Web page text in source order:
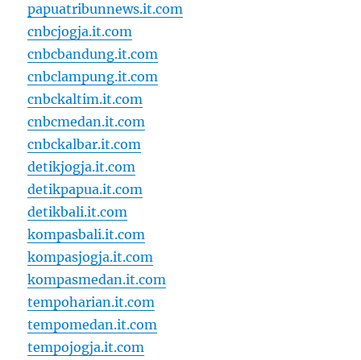
papuatribunnews.it.com
cnbcjogja.it.com
cnbcbandung.it.com
cnbclampung.it.com
cnbckaltim.it.com
cnbcmedan.it.com
cnbckalbar.it.com
detikjogja.it.com
detikpapua.it.com
detikbali.it.com
kompasbali.it.com
kompasjogja.it.com
kompasmedan.it.com
tempoharian.it.com
tempomedan.it.com
tempojogja.it.com